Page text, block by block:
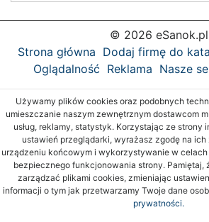
© 2026 eSanok.pl
Strona główna Dodaj firmę do
Oglądalność Reklama Nasze
Używamy plików cookies oraz podobnych
umieszczanie naszym zewnętrznym dostawcom
usług, reklamy, statystyk. Korzystając ze strony
ustawień przeglądarki, wyrażasz zgodę na
urządzeniu końcowym i wykorzystywanie w
bezpiecznego funkcjonowania strony. Pamiętaj,
zarządzać plikami cookies, zmieniając
informacji o tym jak przetwarzamy Twoje dane
prywatności.